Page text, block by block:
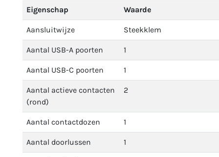
Eigenschap Waarde
Aansluitwijze Steekklem
Aantal USB-A poorten 1
Aantal USB-C poorten 1
Aantal actieve contacten
(rond)
2
Aantal contactdozen 1
Aantal doorlussen 1